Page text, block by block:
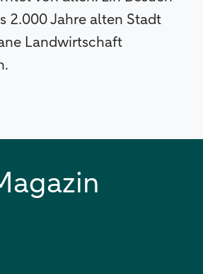
2.000 Jahre alten Stadt
Landwirtschaft